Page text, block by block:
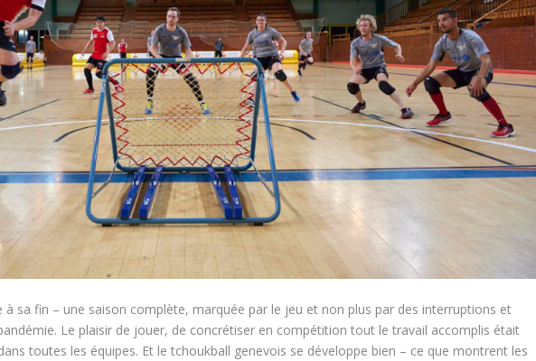
à sa fin – une saison complète, marquée par le jeu et non plus par des interruptions et
Le plaisir de jouer, de concrétiser en compétition tout le travail accomplis était
toutes les équipes. Et le tchoukball genevois se développe bien – ce que montrent les